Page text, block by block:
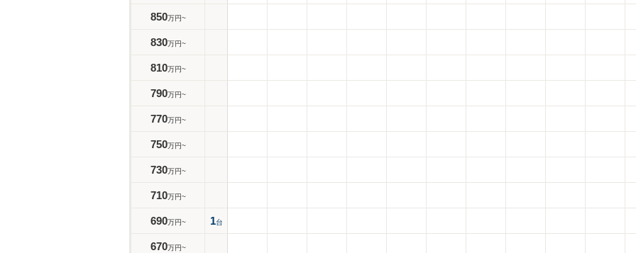
850万円~
830万円~
810万円~
790万円~
770万円~
750万円~
730万円~
710万円~
690万円~ 1台
670万円~